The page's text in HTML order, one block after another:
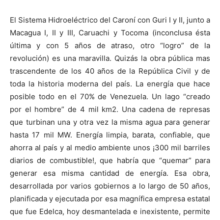
El Sistema Hidroeléctrico del Caroní con Guri I y II, junto a
Macagua I, II y III, Caruachi y Tocoma (inconclusa ésta
última y con 5 años de atraso, otro “logro” de la
revolución) es una maravilla. Quizás la obra pública mas
trascendente de los 40 años de la República Civil y de
toda la historia moderna del país. La energía que hace
posible todo en el 70% de Venezuela. Un lago “creado
por el hombre” de 4 mil km2. Una cadena de represas
que turbinan una y otra vez la misma agua para generar
hasta 17 mil MW. Energía limpia, barata, confiable, que
ahorra al país y al medio ambiente unos ¡300 mil barriles
diarios de combustible!, que habría que “quemar” para
generar esa misma cantidad de energía. Esa obra,
desarrollada por varios gobiernos a lo largo de 50 años,
planificada y ejecutada por esa magnífica empresa estatal
que fue Edelca, hoy desmantelada e inexistente, permite